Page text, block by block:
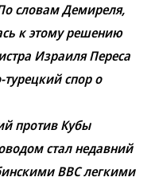
словам Демиреля,
к этому решению
Израиля Переса
спор о
против Кубы
стал недавний
ВВС легкими